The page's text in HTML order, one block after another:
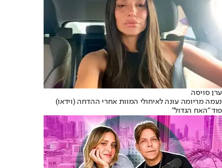
ערן סויסה
נעמה מריומה עונה לאיחולי המוות אחרי ההדחה (וידאו)
פוד "האח הגדול"